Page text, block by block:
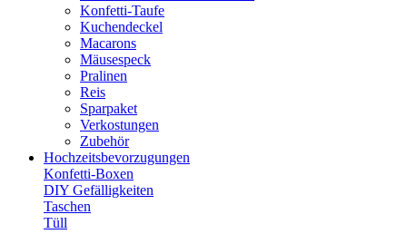
Konfetti-Taufe
Kuchendeckel
Macarons
Mäusespeck
Pralinen
Reis
Sparpaket
Verkostungen
Zubehör
Hochzeitsbevorzugungen
Konfetti-Boxen
DIY Gefälligkeiten
Taschen
Tüll